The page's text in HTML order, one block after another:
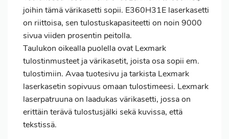
joihin tämä värikasetti sopii. E360H31E laserkasetti
on riittoisa, sen tulostuskapasiteetti on noin 9000
sivua viiden prosentin peitolla.
Taulukon oikealla puolella ovat Lexmark
tulostinmusteet ja värikasetit, joista osa sopii em.
tulostimiin. Avaa tuotesivu ja tarkista Lexmark
laserkasetin sopivuus omaan tulostimeesi. Lexmark
laserpatruuna on laadukas värikasetti, jossa on
erittäin terävä tulostusjälki sekä kuvissa, että
tekstissä.